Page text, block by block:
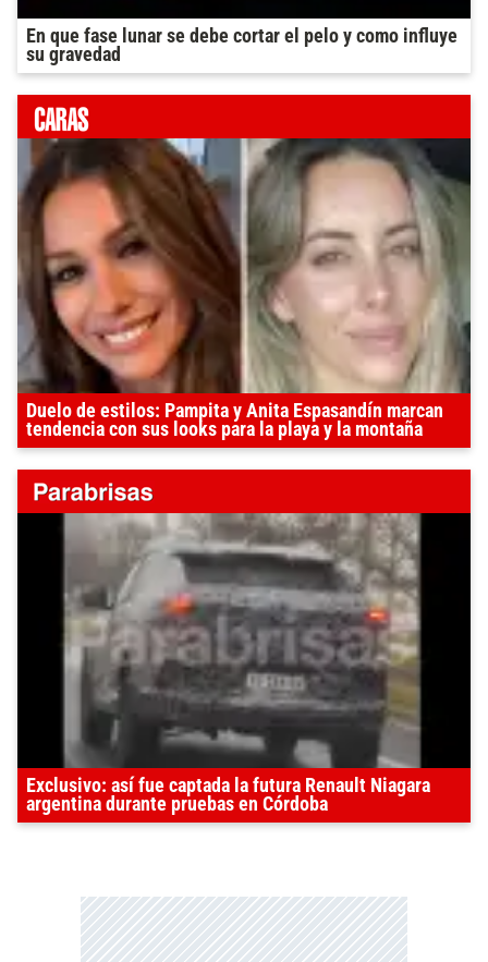
En que fase lunar se debe cortar el pelo y como influye
su gravedad
Duelo de estilos: Pampita y Anita Espasandín marcan
tendencia con sus looks para la playa y la montaña
Exclusivo: así fue captada la futura Renault Niagara
argentina durante pruebas en Córdoba